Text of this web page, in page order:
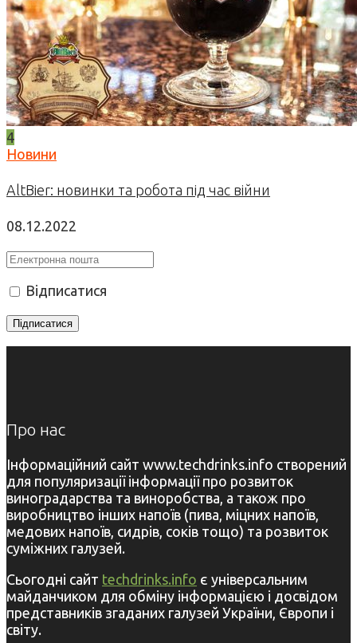
4
Новини
AltBier: новинки та робота під час війни
08.12.2022
Відписатися
Про нас
Інформаційний сайт www.techdrinks.info створений
для популяризації інформації про розвиток
виноградарства та виноробства, а також про
виробництво інших напоїв (пива, міцних напоїв,
медових напоїв, сидрів, соків тощо) та розвиток
суміжних галузей.
Сьогодні сайт techdrinks.info є універсальним
майданчиком для обміну інформацією і досвідом
представників згаданих галузей України, Європи і
світу.